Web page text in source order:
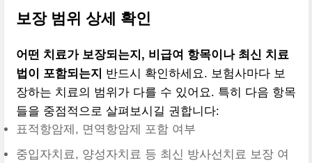
보장 범위 상세 확인
어떤 치료가 보장되는지, 비급여 항목이나 최신 치료
법이 포함되는지 반드시 확인하세요. 보험사마다 보
장하는 치료의 범위가 다를 수 있어요. 특히 다음 항목
들을 중점적으로 살펴보시길 권합니다:
표적항암제, 면역항암제 포함 여부
중입자치료, 양성자치료 등 최신 방사선치료 보장 여